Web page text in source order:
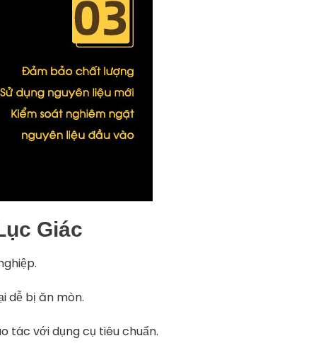
Giác
dễ bị ăn mòn.
tác với dụng cụ tiêu chuẩn.